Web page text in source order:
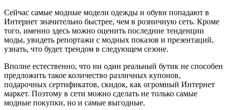
Сейчас самые модные модели одежды и обуви попадают в
Интернет значительно быстрее, чем в розничную сеть. Кроме
того, именно здесь можно оценить последние тенденции
моды, увидеть репортажи с модных показов и презентаций,
узнать, что будет трендом в следующем сезоне.
Вполне естественно, что ни один реальный бутик не способен
предложить такое количество различных купонов,
подарочных сертификатов, скидок, как огромный Интернет
маркет. Поэтому в сети можно сделать не только самые
модные покупки, но и самые выгодные.